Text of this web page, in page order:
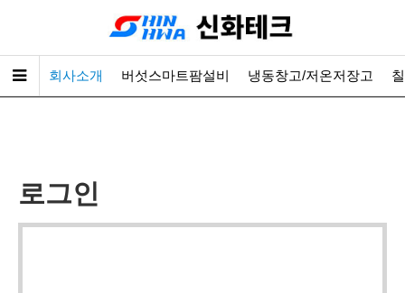
회사소개 버섯스마트팜설비 냉동창고/저온저장고
로그인